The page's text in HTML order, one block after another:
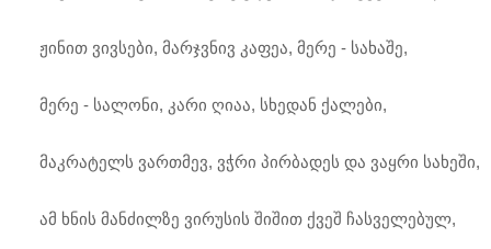
ჟინით ვივსები, მარჯვნივ კაფეა, მერე - სახაშე,
მერე - სალონი, კარი ღიაა, სხედან ქალები,
მაკრატელს ვართმევ, ვჭრი პირბადეს და ვაყრი სახეში,
ამ ხნის მანძილზე ვირუსის შიშით ქვეშ ჩასველებულ,